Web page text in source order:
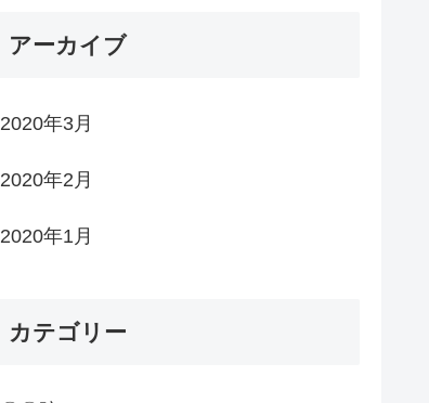
アーカイブ
2020年3月
2020年2月
2020年1月
カテゴリー